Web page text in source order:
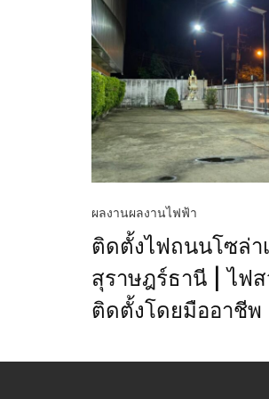
ผลงานผลงานไฟฟ้า
ติดตั้งไฟถนนโซล่า
สุราษฎร์ธานี | ไฟ
ติดตั้งโดยมืออาชีพ